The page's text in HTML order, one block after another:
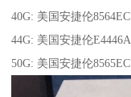
40G: 美国安捷伦
44G: 美国安捷伦E4446A
50G: 美国安捷伦